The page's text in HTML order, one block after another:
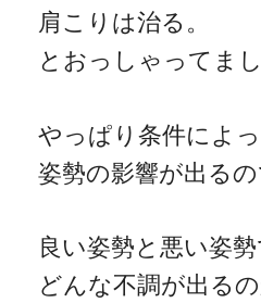
肩こりは治る。
とおっしゃってまし
やっぱり条件によ
姿勢の影響が出るの
良い姿勢と悪い姿勢
どんな不調が出るの